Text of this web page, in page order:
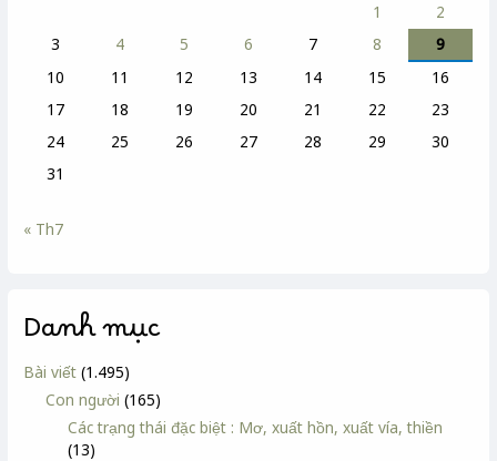
1
2
3
4 5 6 7 8
9
10
11 12 13 14 15
16
17
18 19 20 21 22
23
24
25 26 27 28 29
30
31
« Th7
Danh mục
Bài viết (1.495)
Con người (165)
Các trạng thái đặc biệt : Mơ, xuất hồn, xuất vía, thiền
(13)